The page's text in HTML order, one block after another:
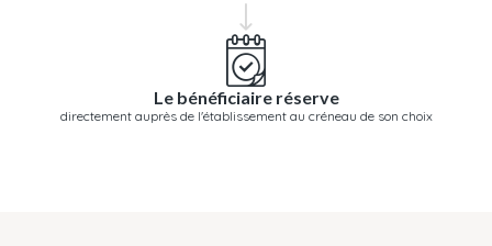
Le bénéficiaire réserve
directement auprès de l'établissement au créneau de son choix